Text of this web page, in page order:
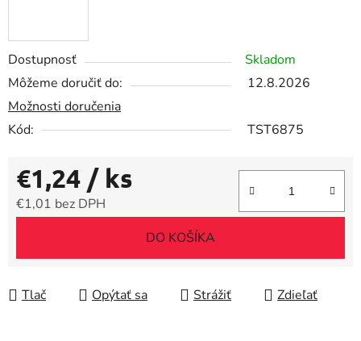
Dostupnosť
Skladom
Môžeme doručiť do:
12.8.2026
Možnosti doručenia
Kód:
TST6875
€1,24 / ks
€1,01 bez DPH
DO KOŠÍKA
Tlač Opýtať sa Strážiť Zdieľať